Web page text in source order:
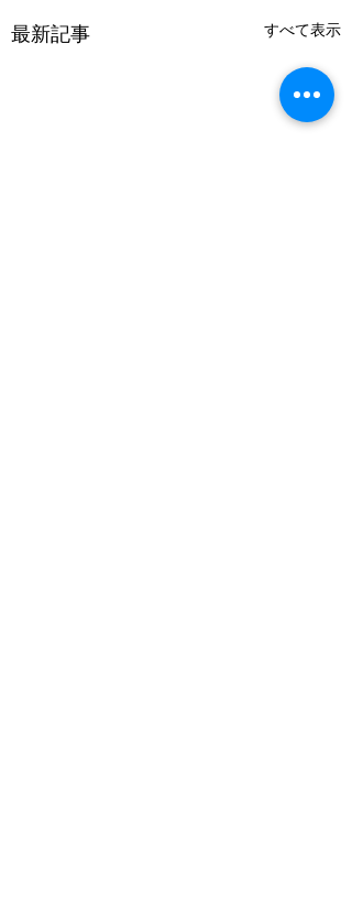
最新記事 すべて表示